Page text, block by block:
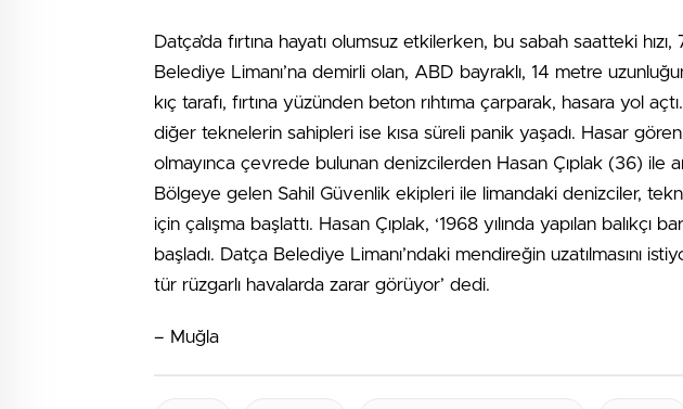
Datça’da fırtına hayatı olumsuz etkilerken, bu sabah saatteki
Belediye Limanı’na demirli olan, ABD bayraklı, 14 metre
kıç tarafı, fırtına yüzünden beton rıhtıma çarparak, hasara yol
diğer teknelerin sahipleri ise kısa süreli panik yaşadı. Hasar
olmayınca çevrede bulunan denizcilerden Hasan Çıplak (36) ile
Bölgeye gelen Sahil Güvenlik ekipleri ile limandaki denizciler,
için çalışma başlattı. Hasan Çıplak, ‘1968 yılında yapılan balıkçı
başladı. Datça Belediye Limanı’ndaki mendireğin uzatılmasını
tür rüzgarlı havalarda zarar görüyor’ dedi.
– Muğla